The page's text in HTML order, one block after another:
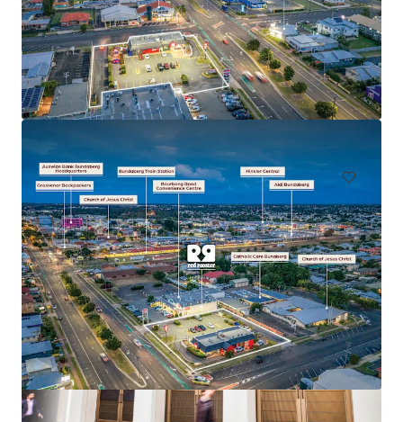
Hoppys Morayfield
197 Graham Road, Morayfield, QLD, 4506, AU
Actif à usage particulier